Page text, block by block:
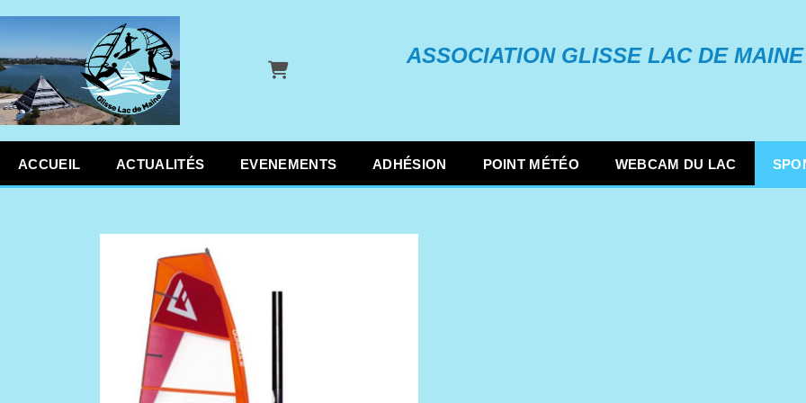
Panier ASSOCIATION GLISSE LAC DE MAINE
ACCUEIL ACTUALITÉS EVENEMENTS ADHÉSION POINT MÉTÉO WEBCAM DU LAC